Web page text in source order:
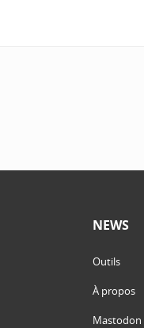
NEWS
Outils
À propos
Mastodon